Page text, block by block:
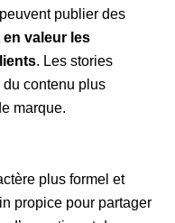
publier des
valeur les
. Les stories
du contenu plus
marque.
plus formel et
propice pour partager